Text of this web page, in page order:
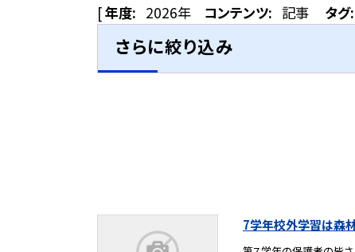
[年度: 2026年 コンテンツ: 記事 タグ:
さらに絞り込み
7学年校外学習は森